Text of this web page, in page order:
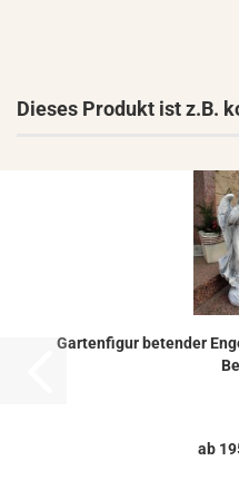
Dieses Produkt ist z.B.
Gar­ten­fi­gur be­ten­der
ab